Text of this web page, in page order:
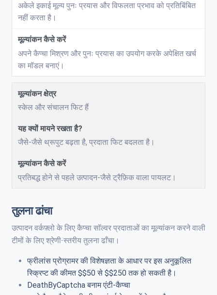
अकेले इकाई मूल्य पुनः प्रयास और विफलता प्रभाव को प्रतिबिंबित
नहीं करता है।
अपने कैप्चा मिश्रण और पुनः प्रयास का उपयोग करके अपेक्षित खर्च
का मॉडल बनाएं।
स्केल और संचालन फिट हैं
जैसे-जैसे थ्रूपुट बढ़ता है, प्रदाता फिट बदलता है।
प्रतिबद्ध होने से पहले उत्पादन-जैसे ट्रैफ़िक वाला पायलट।
तुलना ढांचा
उत्पादन वर्कफ़्लो के लिए कैप्चा सॉल्वर प्रदाताओं का मूल्यांकन करने वाली
टीमों के लिए श्रेणी-स्तरीय तुलना ढाँचा।
फ्रीलांस प्रोग्रामर की विशेषज्ञता के आधार पर इस अनुकूलित
स्क्रिप्ट की कीमत $$50 से $$250 तक हो सकती है।
DeathByCaptcha बनाम एंटी-कैप्चा